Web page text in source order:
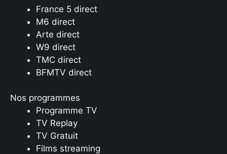
France 5 direct
M6 direct
Arte direct
W9 direct
TMC direct
BFMTV direct
Nos programmes
Programme TV
TV Replay
TV Gratuit
Films streaming